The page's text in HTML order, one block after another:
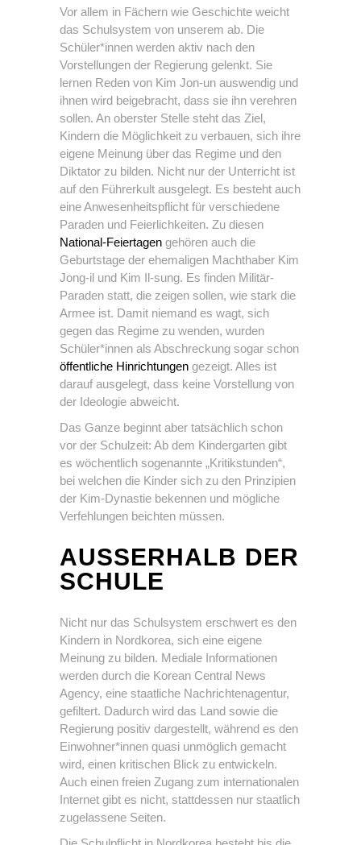
Vor allem in Fächern wie Geschichte weicht
das Schulsystem von unserem ab. Die
Schüler*innen werden aktiv nach den
Vorstellungen der Regierung gelenkt. Sie
lernen Reden von Kim Jon-un auswendig und
ihnen wird beigebracht, dass sie ihn verehren
sollen. An oberster Stelle steht das Ziel,
Kindern die Möglichkeit zu verbauen, sich ihre
eigene Meinung über das Regime und den
Diktator zu bilden. Nicht nur der Unterricht ist
auf den Führerkult ausgelegt. Es besteht auch
eine Anwesenheitspflicht für verschiedene
Paraden und Feierlichkeiten. Zu diesen
National-Feiertagen gehören auch die
Geburtstage der ehemaligen Machthaber Kim
Jong-il und Kim Il-sung. Es finden Militär-
Paraden statt, die zeigen sollen, wie stark die
Armee ist. Damit niemand es wagt, sich
gegen das Regime zu wenden, wurden
Schüler*innen als Abschreckung sogar schon
öffentliche Hinrichtungen gezeigt. Alles ist
darauf ausgelegt, dass keine Vorstellung von
der Ideologie abweicht.
Das Ganze beginnt aber tatsächlich schon
vor der Schulzeit: Ab dem Kindergarten gibt
es wöchentlich sogenannte „Kritikstunden“,
bei welchen die Kinder sich zu den Prinzipien
der Kim-Dynastie bekennen und mögliche
Verfehlungen beichten müssen.
AUSSERHALB DER S
CHULE
Nicht nur das Schulsystem erschwert es den
Kindern in Nordkorea, sich eine eigene
Meinung zu bilden. Mediale Informationen
werden durch die Korean Central News
Agency, eine staatliche Nachrichtenagentur,
gefiltert. Dadurch wird das Land sowie die
Regierung positiv dargestellt, während es den
Einwohner*innen quasi unmöglich gemacht
wird, einen kritischen Blick zu entwickeln.
Auch einen freien Zugang zum internationalen
Internet gibt es nicht, stattdessen nur staatlich
zugelassene Seiten.